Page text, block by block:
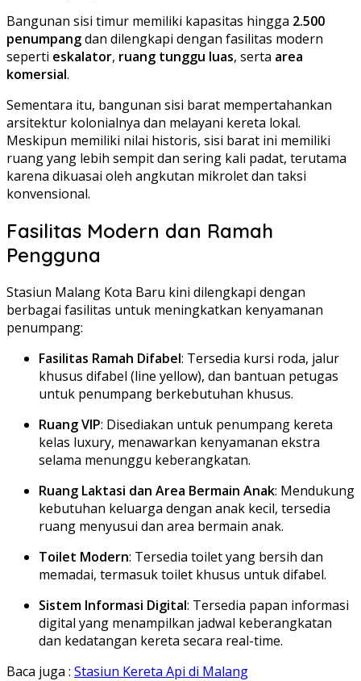
Bangunan sisi timur memiliki kapasitas hingga 2.500
penumpangdan dilengkapi dengan fasilitas modern
seperti eskalator, ruang tunggu luas, serta area
komersial.
Sementara itu, bangunan sisi barat mempertahankan
arsitektur kolonialnya dan melayani kereta lokal.
Meskipun memiliki nilai historis, sisi barat ini memiliki
ruang yang lebih sempit dan sering kali padat, terutama
karena dikuasai oleh angkutan mikrolet dan taksi
konvensional.
Fasilitas Modern dan Ramah
Pengguna
Stasiun Malang Kota Baru kini dilengkapi dengan
berbagai fasilitas untuk meningkatkan kenyamanan
penumpang:
Fasilitas Ramah Difabel: Tersedia kursi roda, jalur
khusus difabel (line yellow), dan bantuan petugas
untuk penumpang berkebutuhan khusus.
Ruang VIP: Disediakan untuk penumpang kereta
kelas luxury, menawarkan kenyamanan ekstra
selama menunggu keberangkatan.
Ruang Laktasi dan Area Bermain Anak: Mendukung
kebutuhan keluarga dengan anak kecil, tersedia
ruang menyusui dan area bermain anak.
Toilet Modern: Tersedia toilet yang bersih dan
memadai, termasuk toilet khusus untuk difabel.
Sistem Informasi Digital: Tersedia papan informasi
digital yang menampilkan jadwal keberangkatan
dan kedatangan kereta secara real-time.
Baca juga : Stasiun Kereta Api di Malang